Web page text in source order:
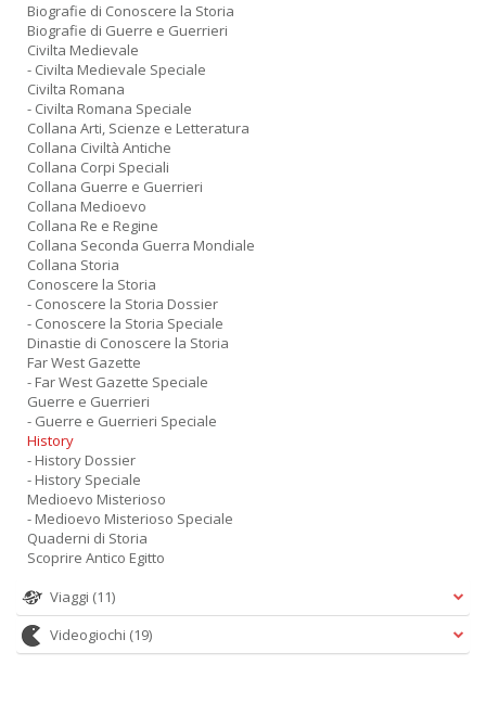
Biografie di Conoscere la Storia
Biografie di Guerre e Guerrieri
Civilta Medievale
- Civilta Medievale Speciale
Civilta Romana
- Civilta Romana Speciale
Collana Arti, Scienze e Letteratura
Collana Civiltà Antiche
Collana Corpi Speciali
Collana Guerre e Guerrieri
Collana Medioevo
Collana Re e Regine
Collana Seconda Guerra Mondiale
Collana Storia
Conoscere la Storia
- Conoscere la Storia Dossier
- Conoscere la Storia Speciale
Dinastie di Conoscere la Storia
Far West Gazette
- Far West Gazette Speciale
Guerre e Guerrieri
- Guerre e Guerrieri Speciale
History
- History Dossier
- History Speciale
Medioevo Misterioso
- Medioevo Misterioso Speciale
Quaderni di Storia
Scoprire Antico Egitto
Viaggi (11)
Videogiochi (19)